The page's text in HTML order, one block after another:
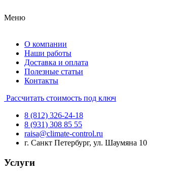
Меню
О компании
Наши работы
Доставка и оплата
Полезные статьи
Контакты
Рассчитать стоимость под ключ
8 (812) 326-24-18
8 (931) 308 85 55
raisa@climate-control.ru
г. Санкт Петербург, ул. Шаумяна 10
Услуги